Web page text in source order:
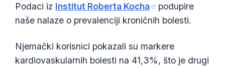
Podaci iz Institut Roberta Kocha
podupire
naše nalaze o prevalenciji kroničnih bolesti.
Njemački korisnici pokazali su markere
kardiovaskularnih bolesti na 41,3%, što je drugi